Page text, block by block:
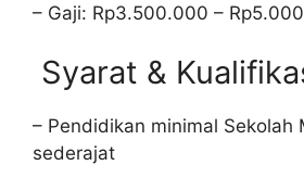
– Gaji: Rp3.500.000 –
Syarat &
– Pendidikan minimal Sekolah
sederajat